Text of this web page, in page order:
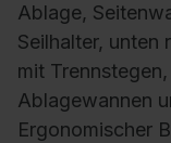
Ablage,
Seilhalter, unten
mit
Ablagewannen
Ergonomischer